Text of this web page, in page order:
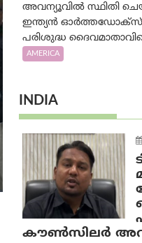
അവന്യൂവിൽ സ്ഥിതി
ഇന്ത്യൻ ഓർത്തഡോക്സ്
പരിശുദ്ധ
AMERICA
INDIA
കൗൺസിലർ